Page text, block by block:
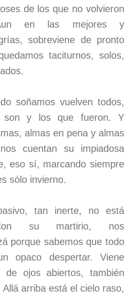
de los que no volvieron
en las mejores y
sobreviene de pronto
taciturnos, solos,
soñamos vuelven todos,
son y los que fueron. Y
almas en pena y almas
cuentan su impiadosa
eso sí, marcando siempre
sólo invierno.
tan inerte, no está
su martirio, nos
porque sabemos que todo
opaco despertar. Viene
de ojos abiertos, también
Allá arriba está el cielo raso,